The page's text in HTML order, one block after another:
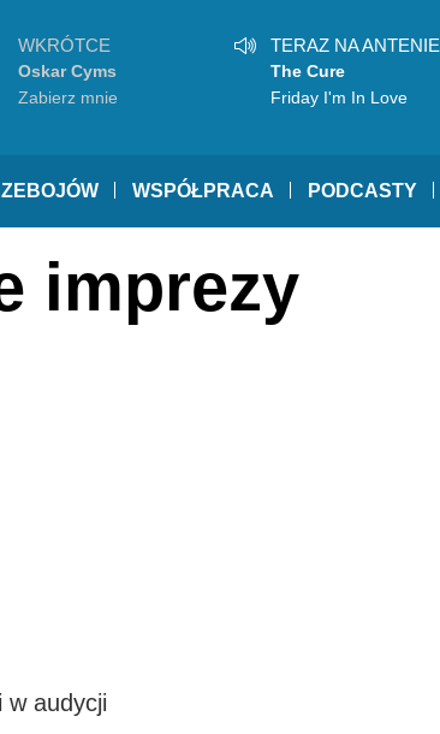
WKRÓTCE
Oskar Cyms
Zabierz mnie
TERAZ NA ANTENIE
The Cure
Friday I'm In Love
WSPÓŁPRACA PODCASTY
imprezy
w audycji